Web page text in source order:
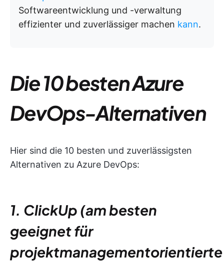
Softwareentwicklung und -verwaltung
effizienter und zuverlässiger machen kann.
Die 10 besten Azure
DevOps-Alternativen
Hier sind die 10 besten und zuverlässigsten
Alternativen zu Azure DevOps:
1. ClickUp (am besten
geeignet für
projektmanagementorientierte